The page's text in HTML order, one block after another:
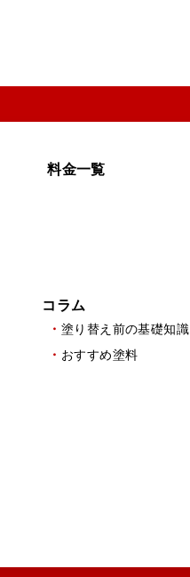
料金一覧
コラム
塗り替え前の基礎知識
おすすめ塗料